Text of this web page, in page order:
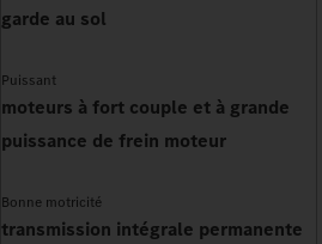
garde au sol
Puissant
moteurs à fort couple et à grande
puissance de frein moteur
Bonne motricité
transmission intégrale permanente